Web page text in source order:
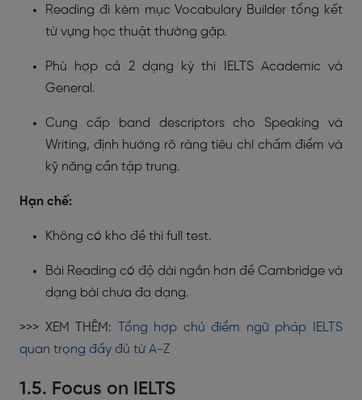
Reading đi kèm mục Vocabulary Builder tổng kết
từ vựng học thuật thường gặp.
Phù hợp cả 2 dạng kỳ thi IELTS Academic và
General.
Cung cấp band descriptors cho Speaking và
Writing, định hướng rõ ràng tiêu chí chấm điểm và
kỹ năng cần tập trung.
Hạn chế:
Không có kho đề thi full test.
Bài Reading có độ dài ngắn hơn đề Cambridge và
dạng bài chưa đa dạng.
>>> XEM THÊM:
Tổng hợp chủ điểm ngữ pháp IELTS
quan trọng đầy đủ từ A-Z
1.5. Focus on IELTS